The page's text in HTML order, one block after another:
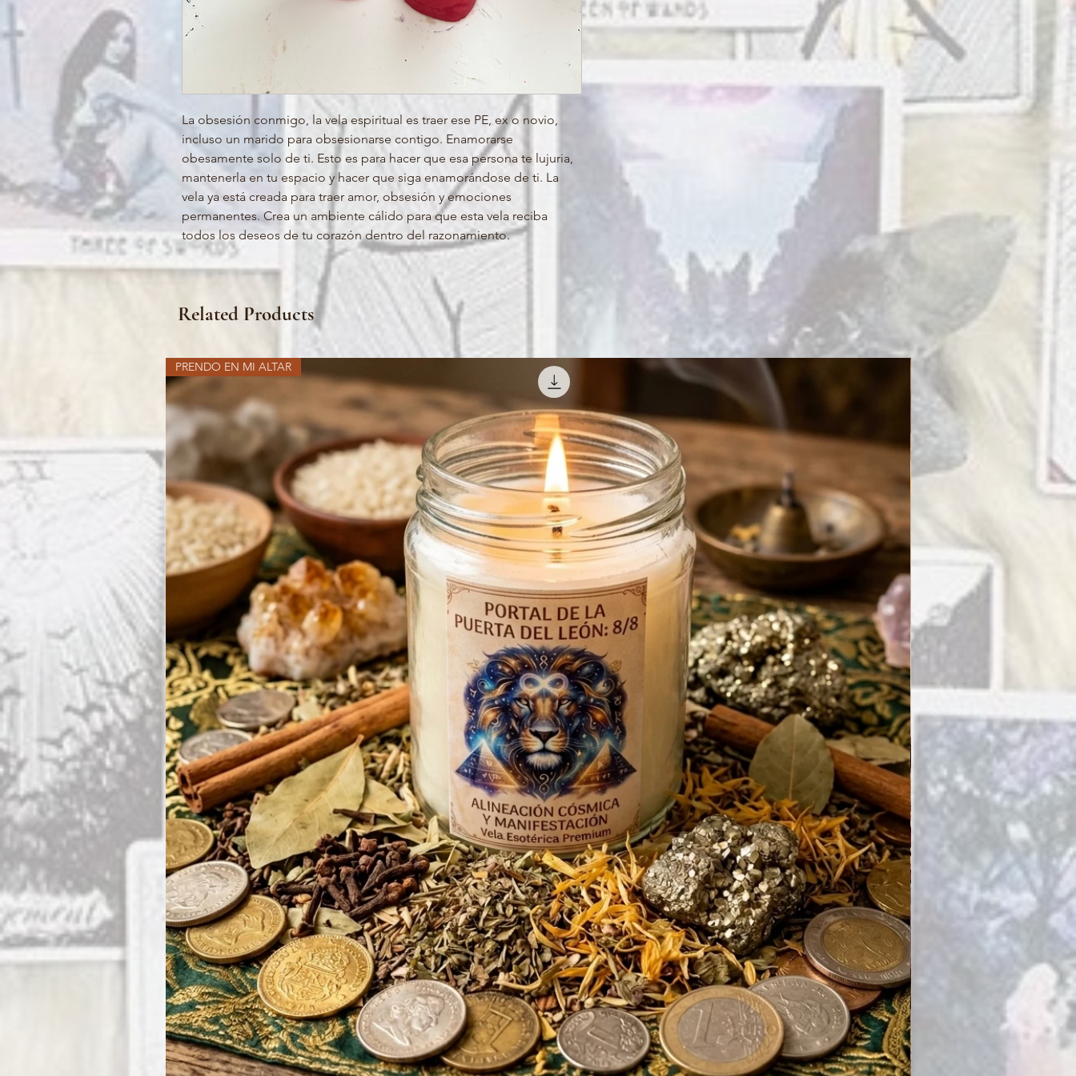
La obsesión conmigo, la vela espiritual es traer ese PE, ex o novio,
incluso un marido para obsesionarse contigo. Enamorarse
obesamente solo de ti. Esto es para hacer que esa persona te lujuria,
mantenerla en tu espacio y hacer que siga enamorándose de ti. La
vela ya está creada para traer amor, obsesión y emociones
permanentes. Crea un ambiente cálido para que esta vela reciba
todos los deseos de tu corazón dentro del razonamiento.
Related Products
PRENDO EN MI ALTAR